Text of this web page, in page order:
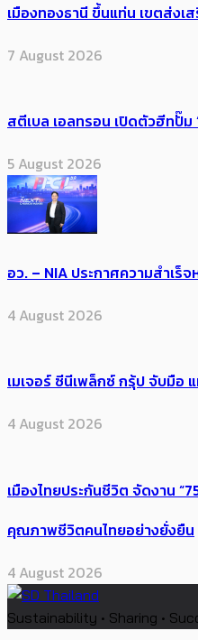
เมืองทองธานี ขึ้นแท่น เขตส่งเ
7 August 2026
สตีเบล เอลทรอน เปิดตัวฮีทปั๊ม
5 August 2026
อว. – NIA ประกาศความสำเ
4 August 2026
เมเจอร์ ซีนีเพล็กซ์ กรุ้ป จับมือ
4 August 2026
เมืองไทยประกันชีวิต จัดงาน
คุณภาพชีวิตคนไทยอย่างยั่งยืน
4 August 2026
Sustainability • Sharing •